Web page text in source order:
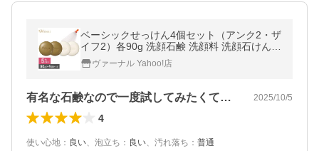
ベーシックせっけん4個セット（アンク2・ザ
イフ2）各90g 洗顔石鹸 洗顔料 洗顔石けん
毛穴ケア クレンジング メイク落とし
ヴァーナル Yahoo!店
有名な石鹸なので一度試してみたくて購入… 2025/10/5
4
使い心地 ： 良い、 泡立ち ： 良い、 汚れ落ち ： 普通